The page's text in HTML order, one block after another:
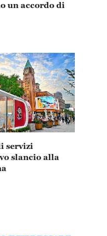
un accordo di
servizi
slancio alla